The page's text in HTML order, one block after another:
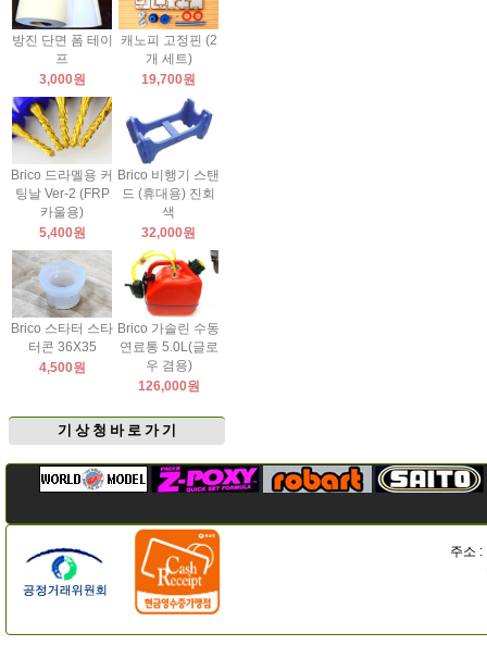
방진 단면 폼 테이
프
3,000원
캐노피 고정핀 (2
개 세트)
19,700원
Brico 드라멜용 커
팅날 Ver-2 (FRP
카울용)
5,400원
Brico 비행기 스탠
드 (휴대용) 진회
색
32,000원
Brico 스타터 스타
터콘 36X35
4,500원
Brico 가솔린 수동
연료통 5.0L(글로
우 겸용)
126,000원
기 상 청 바 로 가 기
주소